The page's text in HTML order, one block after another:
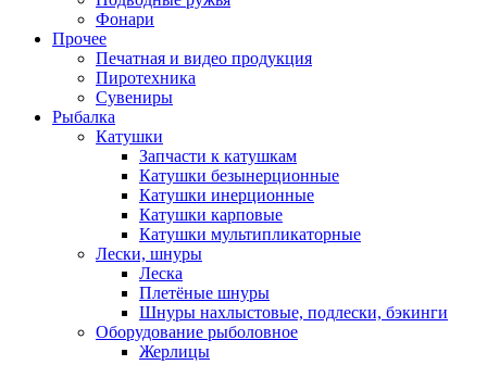
Фонари
Прочее
Печатная и видео продукция
Пиротехника
Сувениры
Рыбалка
Катушки
Запчасти к катушкам
Катушки безынерционные
Катушки инерционные
Катушки карповые
Катушки мультипликаторные
Лески, шнуры
Леска
Плетёные шнуры
Шнуры нахлыстовые, подлески, бэкинги
Оборудование рыболовное
Жерлицы